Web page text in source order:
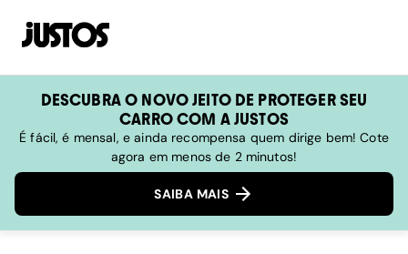
DESCUBRA O NOVO JEITO DE PROTEGER SEU
CARRO COM A JUSTOS
É fácil, é mensal, e ainda recompensa quem dirige bem! Cote
agora em menos de 2 minutos!
SAIBA MAIS